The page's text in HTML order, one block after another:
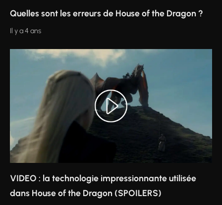
Quelles sont les erreurs de House of the Dragon ?
Il y a 4 ans
VIDEO : la technologie impressionnante utilisée
dans House of the Dragon (SPOILERS)